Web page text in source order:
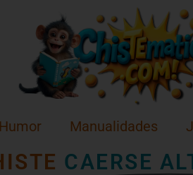
Manualidades
CAERSE